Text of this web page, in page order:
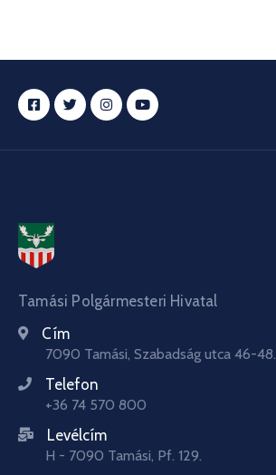
Tamási Polgármesteri Hivatal
Cím
7090 Tamási, Szabadság utca 46-48.
Telefon
+36 74 570 800
Levélcím
H - 7090 Tamási, Pf. 129.